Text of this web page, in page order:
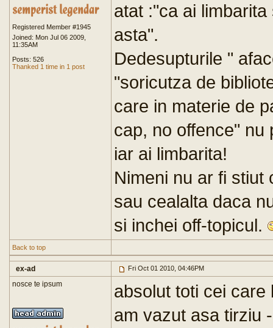
Registered Member #1945
Joined: Mon Jul 06 2009,
11:35AM
Posts: 526
Thanked 1 time in 1 post
atat :"ca ai
asta".
Dedesupturile "
"soricutza de
care in materie de
cap, no offence" nu
iar ai limbarita!
Nimeni nu ar fi stiut
sau cealalta daca
si inchei off-topicul.
Back to top
ex-ad Fri Oct 01 2010, 04:46PM
nosce te ipsum
absolut toti cei
am vazut asa tirziu